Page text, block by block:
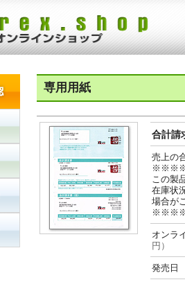
専用用紙
合計請
売上の
この製
在庫状
場合が
オン
円）
発売日